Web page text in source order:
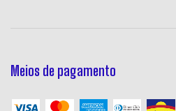
Meios de pagamento